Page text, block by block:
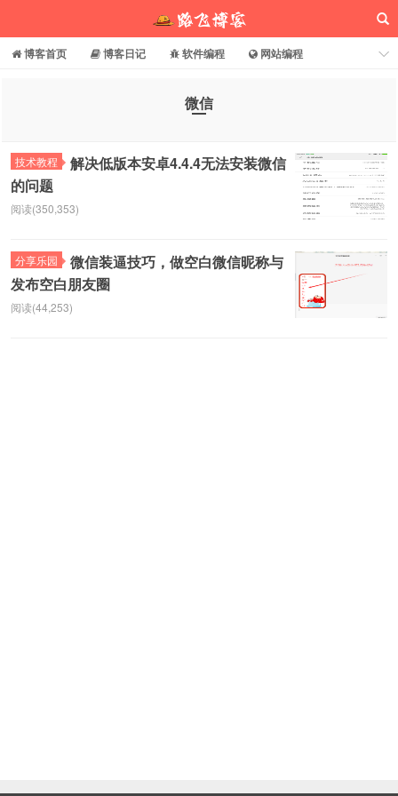
博客首页 博客日记 软件编程
网站编程
微信
技术教程
解决低版本安卓4.4.4无法安装微信
的问题
阅读(350,353)
分享乐园
微信装逼技巧，做空白微信昵称与
发布空白朋友圈
阅读(44,253)